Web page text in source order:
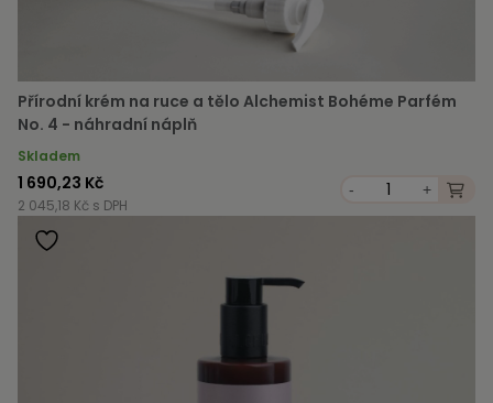
Přírodní krém na ruce a tělo Alchemist Bohéme Parfém
No. 4 - náhradní náplň
Skladem
1 690,23 Kč
2 045,18 Kč s DPH
- +